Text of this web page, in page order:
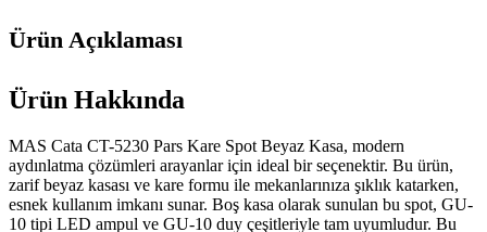
Ürün Açıklaması
Ürün Hakkında
MAS Cata CT-5230 Pars Kare Spot Beyaz Kasa, modern
aydınlatma çözümleri arayanlar için ideal bir seçenektir. Bu ürün,
zarif beyaz kasası ve kare formu ile mekanlarınıza şıklık katarken,
esnek kullanım imkanı sunar. Boş kasa olarak sunulan bu spot, GU-
10 tipi LED ampul ve GU-10 duy çeşitleriyle tam uyumludur. Bu